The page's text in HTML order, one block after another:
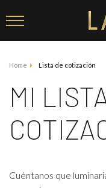
Home Lista de cotización
MI
Cuéntanos que